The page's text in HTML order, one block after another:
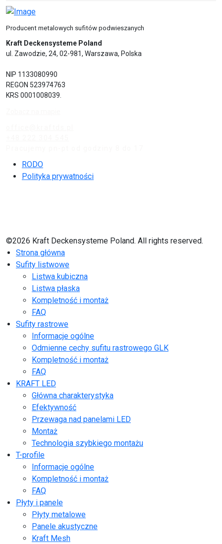
Producent metalowych sufitów podwieszanych
Kraft Deckensysteme Poland
ul. Zawodzie, 24, 02-981, Warszawa, Polska
NIP 1133080990
REGON 523974763
KRS 0001008039.
RODO
Polityka prywatności
©2026 Kraft Deckensysteme Poland. All rights reserved.
Strona główna
Sufity listwowe
Listwa kubiczna
Listwa płaska
Kompletność i montaż
FAQ
Sufity rastrowe
Informacje ogólne
Odmienne cechy sufitu rastrowego GLK
Kompletność i montaż
FAQ
KRAFT LED
Główna charakterystyka
Efektywność
Przewaga nad panelami LED
Montaż
Technologia szybkiego montażu
T-profile
Informacje ogólne
Kompletność i montaż
FAQ
Płyty i panele
Płyty metalowe
Panele akustyczne
Kraft Mesh